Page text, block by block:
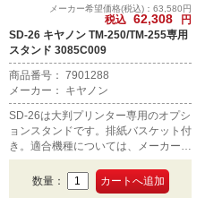
メーカー希望価格(税込)：63,580円
税込 62,308
円
SD-26 キヤノン TM-250/TM-255専用
スタンド 3085C009
商品番号： 7901288
メーカー： キヤノン
SD-26は大判プリンター専用のオプシ
ョンスタンドです。排紙バスケット付
き。適合機種については、メーカーペ
ージをご確認ください。
数量：